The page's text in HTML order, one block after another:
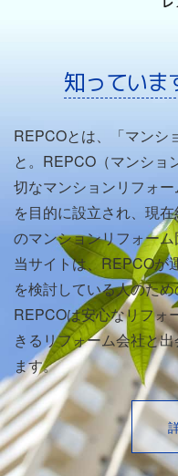
知っていま
REPCOとは、「マンシ
と。REPCO（マンショ
切なマンションリフォ
を目的に設立され、現
のマンションリフォー
当サイトは、REPCOが
を検討している人のた
REPCOは安心なリフォ
きるリフォーム会社と
ます。